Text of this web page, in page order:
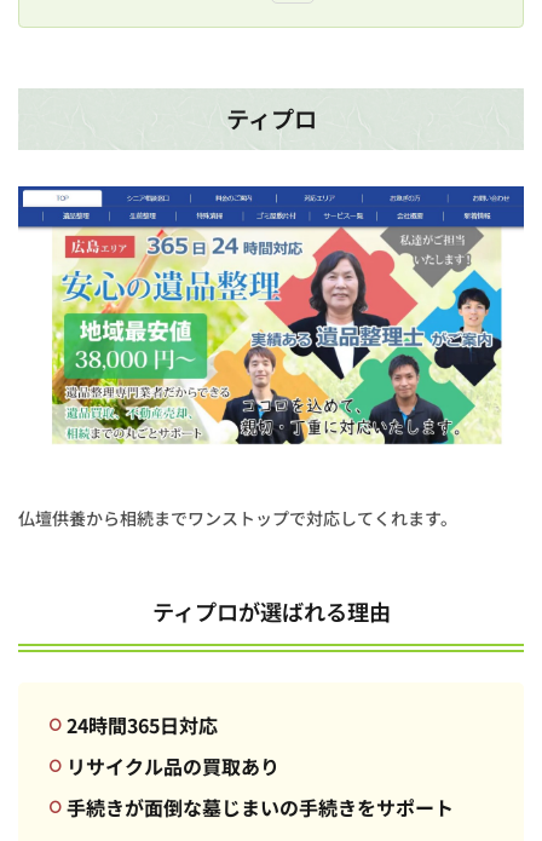
プ
1.1
プロ
が選
ばれ
る理
由
1.2
ティ
プロ
の口
コミ
情報
屋が
選ば
れる
理由
2.2
ティプロ
仏壇供養から相続までワンストップで対応してくれます。
ティプロが選ばれる理由
24時間365日対応
リサイクル品の買取あり
手続きが面倒な墓じまいの手続きをサポート